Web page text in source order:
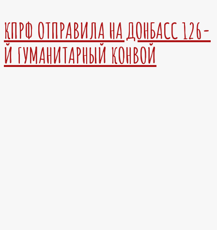
КПРФ ОТПРАВИЛА НА ДОНБАСС 126-
Й ГУМАНИТАРНЫЙ КОНВОЙ